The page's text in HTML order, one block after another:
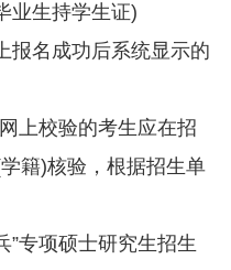
业生持学生证)
报名成功后系统显示的
上校验的考生应在招
籍)核验，根据招生单
”专项硕士研究生招生